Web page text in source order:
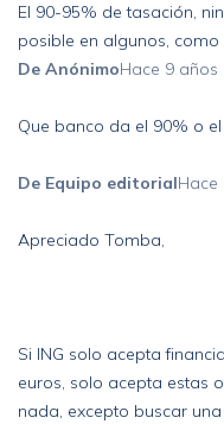
El 90-95% de tasación,
posible en algunos, como
De AnónimoHace 9 años
Que banco da el 90% o el
De Equipo editorialHace
Apreciado Tomba,
Si ING solo acepta
euros, solo acepta estas
nada, excepto buscar